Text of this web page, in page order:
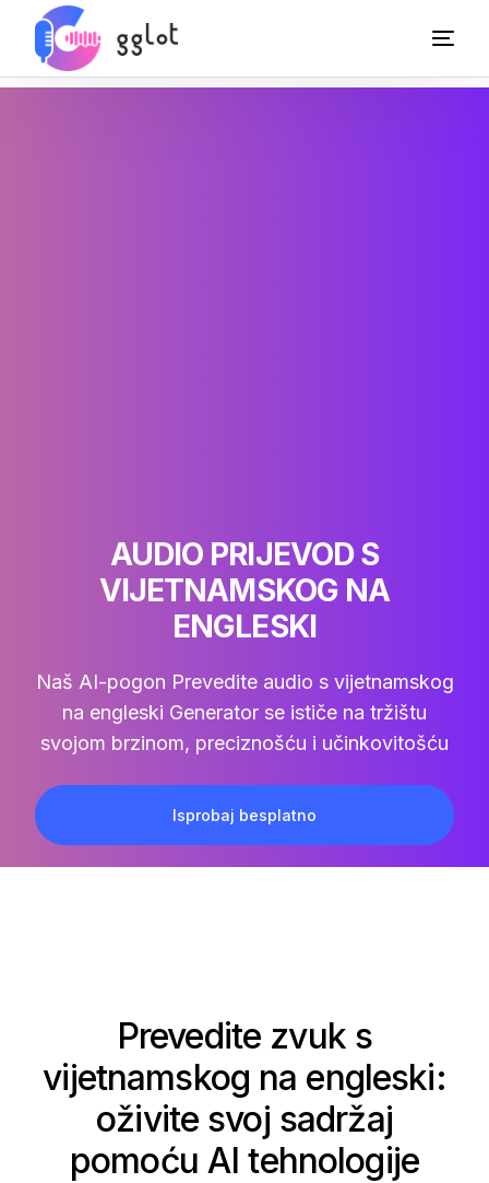
AUDIO PRIJEVOD S
VIJETNAMSKOG NA
ENGLESKI
Naš AI-pogon Prevedite audio s vijetnamskog
na engleski Generator se ističe na tržištu
svojom brzinom, preciznošću i učinkovitošću
Isprobaj besplatno
Prevedite zvuk s
vijetnamskog na engleski:
oživite svoj sadržaj
pomoću AI tehnologije